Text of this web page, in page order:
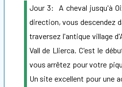
Jour 3: A cheval jusqu'à
direction, vous descendez
traversez l'antique village
Vall de Llierca. C'est le
vous arrêtez pour votre
Un site excellent pour une